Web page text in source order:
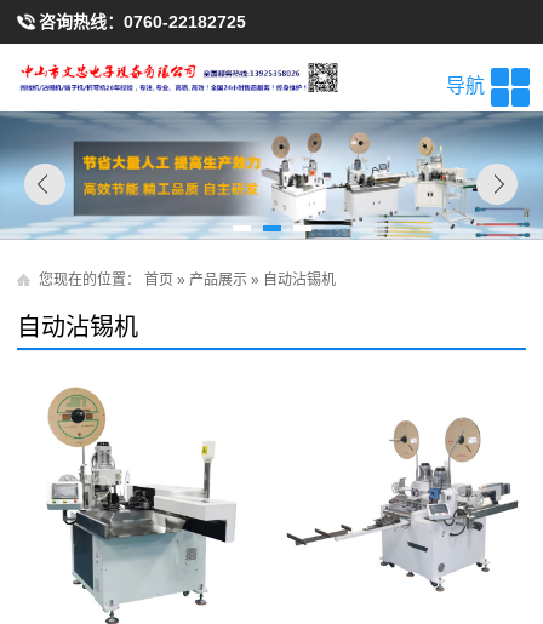
咨询热线： 0760-22182725
导航
您现在的位置： 首页 » 产品展示 » 自动沾锡机
自动沾锡机